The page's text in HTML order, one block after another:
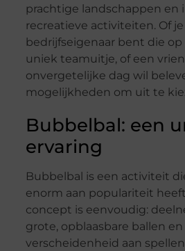
prachtige landschappen en
recreatieve activiteiten. Of
bedrijfseigenaar bent die op
uniek teamuitje, of een
onvergetelijke dag wil
mogelijkheden om uit te
Bubbelbal: een
ervaring
Bubbelbal is een activiteit
enorm aan populariteit
concept is eenvoudig:
grote, opblaasbare ballen
verscheidenheid aan